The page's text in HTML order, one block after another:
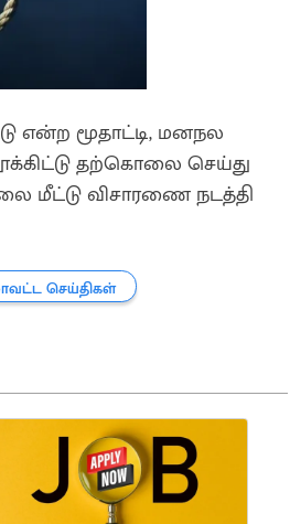
என்ற மூதாட்டி, மனநல
தற்கொலை செய்து
மீட்டு விசாரணை நடத்தி
செய்திகள்